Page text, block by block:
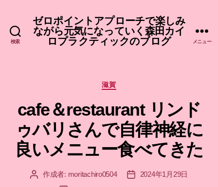
検索
ゼロポイントアプローチで楽しみ
ながら元気になっていく森田カイ
ロプラクティックのブログ
メニュー
カ
ゴ
リ
ー
滋賀
cafe＆restaurant リンド
ゥバリさんで自律神経に
良いメニュー食べてきた
投 作成者: moritachiro0504
投
稿
2024年1月29日